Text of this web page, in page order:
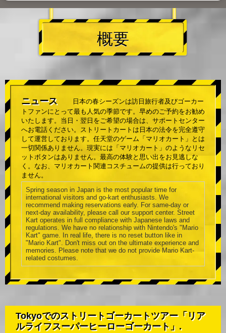
概要
ニュース
日本の春シーズンは訪日旅行者及びゴーカー
トファンにとって最も人気の季節です。早めのご予約をお勧め
いたします。当日・翌日をご希望の場合は、サポートセンター
へお電話ください。ストリートカートは日本の法令を完全遵守
して運営しております。任天堂のゲーム「マリオカート」とは
一切関係ありません。現実には「マリオカート」のようなリセ
ットボタンはありません。最高の体験と思い出をお見逃しな
く。なお、マリオカート関連コスチュームの提供は行っており
ません。
Spring season in Japan is the most popular time for
international visitors and go-kart enthusiasts. We
recommend making reservations early. For same-day or
next-day availability, please call our support center. Street
Kart operates in full compliance with Japanese laws and
regulations. We have no relationship with Nintendo's "Mario
Kart" game. In real life, there is no reset button like in
"Mario Kart". Don't miss out on the ultimate experience and
memories. Please note that we do not provide Mario Kart-
related costumes.
Tokyoでのストリートゴーカートツアー「リア
ルライフスーパーヒーローゴーカート」.